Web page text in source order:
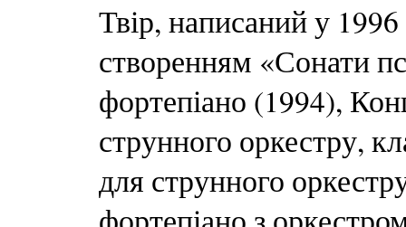
Твір, написаний у
створенням «Сонати
фортепіано (1994),
струнного оркестру,
для струнного